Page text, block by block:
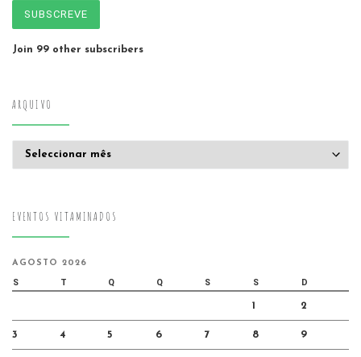
SUBSCREVE
Join 99 other subscribers
ARQUIVO
EVENTOS VITAMINADOS
AGOSTO 2026
S T Q Q S S D
1 2
3 4 5 6 7 8 9